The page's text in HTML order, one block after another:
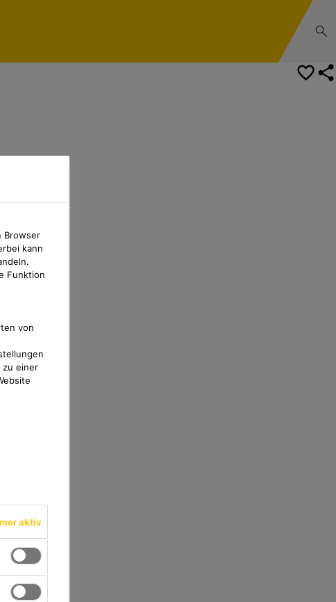
Browser
kann
Funktion
von
zu einer
aktiv